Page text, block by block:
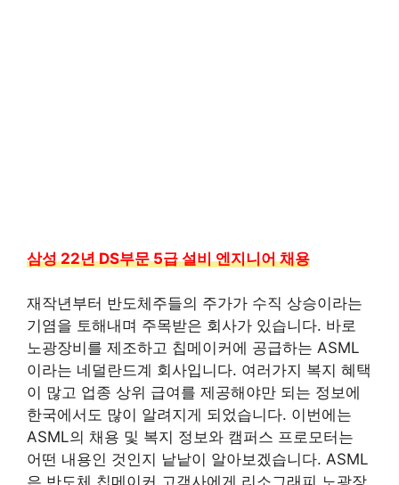
삼성 22년 DS부문 5급 설비 엔지니어 채용
재작년부터 반도체주들의 주가가 수직 상승이라는
기염을 토해내며 주목받은 회사가 있습니다. 바로
노광장비를 제조하고 칩메이커에 공급하는 ASML
이라는 네덜란드계 회사입니다. 여러가지 복지 혜택
이 많고 업종 상위 급여를 제공해야만 되는 정보에
한국에서도 많이 알려지게 되었습니다. 이번에는
ASML의 채용 및 복지 정보와 캠퍼스 프로모터는
어떤 내용인 것인지 낱낱이 알아보겠습니다. ASML
은 반도체 칩메이커 고객사에게 리소그래피 노광장